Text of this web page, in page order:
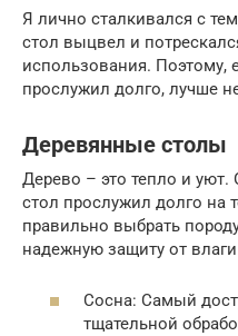
Я лично сталкивался с
стол выцвел и
использования. Поэтому,
прослужил долго, лучше
Деревянные столы
Дерево – это тепло и
стол прослужил долго на
правильно выбрать
надежную защиту от
Сосна: Самый
тщательной